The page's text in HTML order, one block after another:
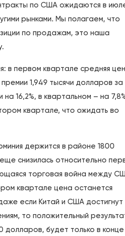
по США ожидаются в
рынками. Мы полагаем, что
по продажам, это наша
в первом квартале средняя
1,949 тысячи долларов за
16,2%, в квартальном – на
квартале, что ожидать во
держится в районе 1800
снизилась относительно
торговая война между
квартале цена останется
если Китай и США достигнут
то положительный
долларов, будет только в конце